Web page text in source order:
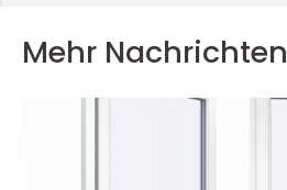
Mehr Nachrichten